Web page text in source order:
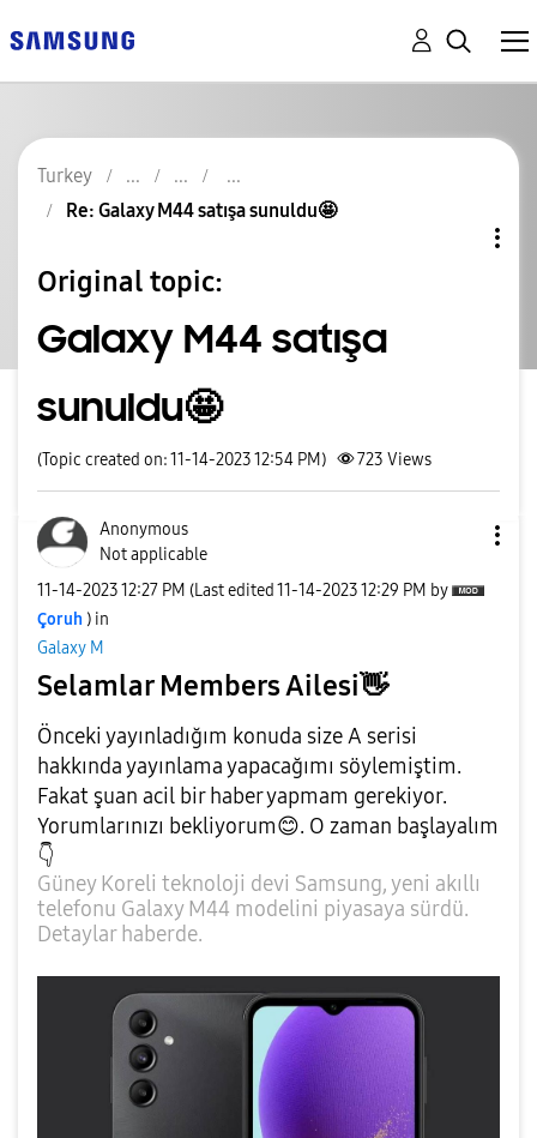
Turkey
Re: Galaxy M44 satışa sunuldu🤩
Original topic:
Galaxy M44 satışa
sunuldu🤩
(Topic created on: 11-14-2023 12:54 PM) 723 Views
Anonymous
Not applicable
‎11-14-202312:27 PM (Last edited ‎11-14-202312:29 PM by
Çoruh ) in
Galaxy M
Selamlar Members Ailesi👋
Önceki yayınladığım konuda size A serisi
hakkında yayınlama yapacağımı söylemiştim.
Fakat şuan acil bir haber yapmam gerekiyor.
Yorumlarınızı bekliyorum😊. O zaman başlayalım
👇
Güney Koreli teknoloji devi Samsung, yeni akıllı
telefonu Galaxy M44 modelini piyasaya sürdü.
Detaylar haberde.